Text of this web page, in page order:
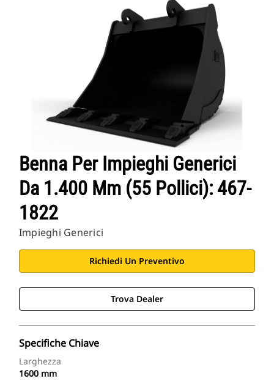
Benna Per Impieghi Generici
Da 1.400 Mm (55 Pollici): 467-
1822
Impieghi Generici
Richiedi Un Preventivo
Trova Dealer
Specifiche Chiave
Larghezza
1600 mm